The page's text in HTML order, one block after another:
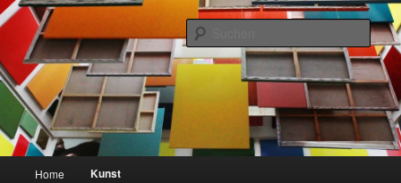
Familie Schlagenhaft
Zum Inhalt wechseln
Zum sekundären Inhalt wechseln
Home Kunst